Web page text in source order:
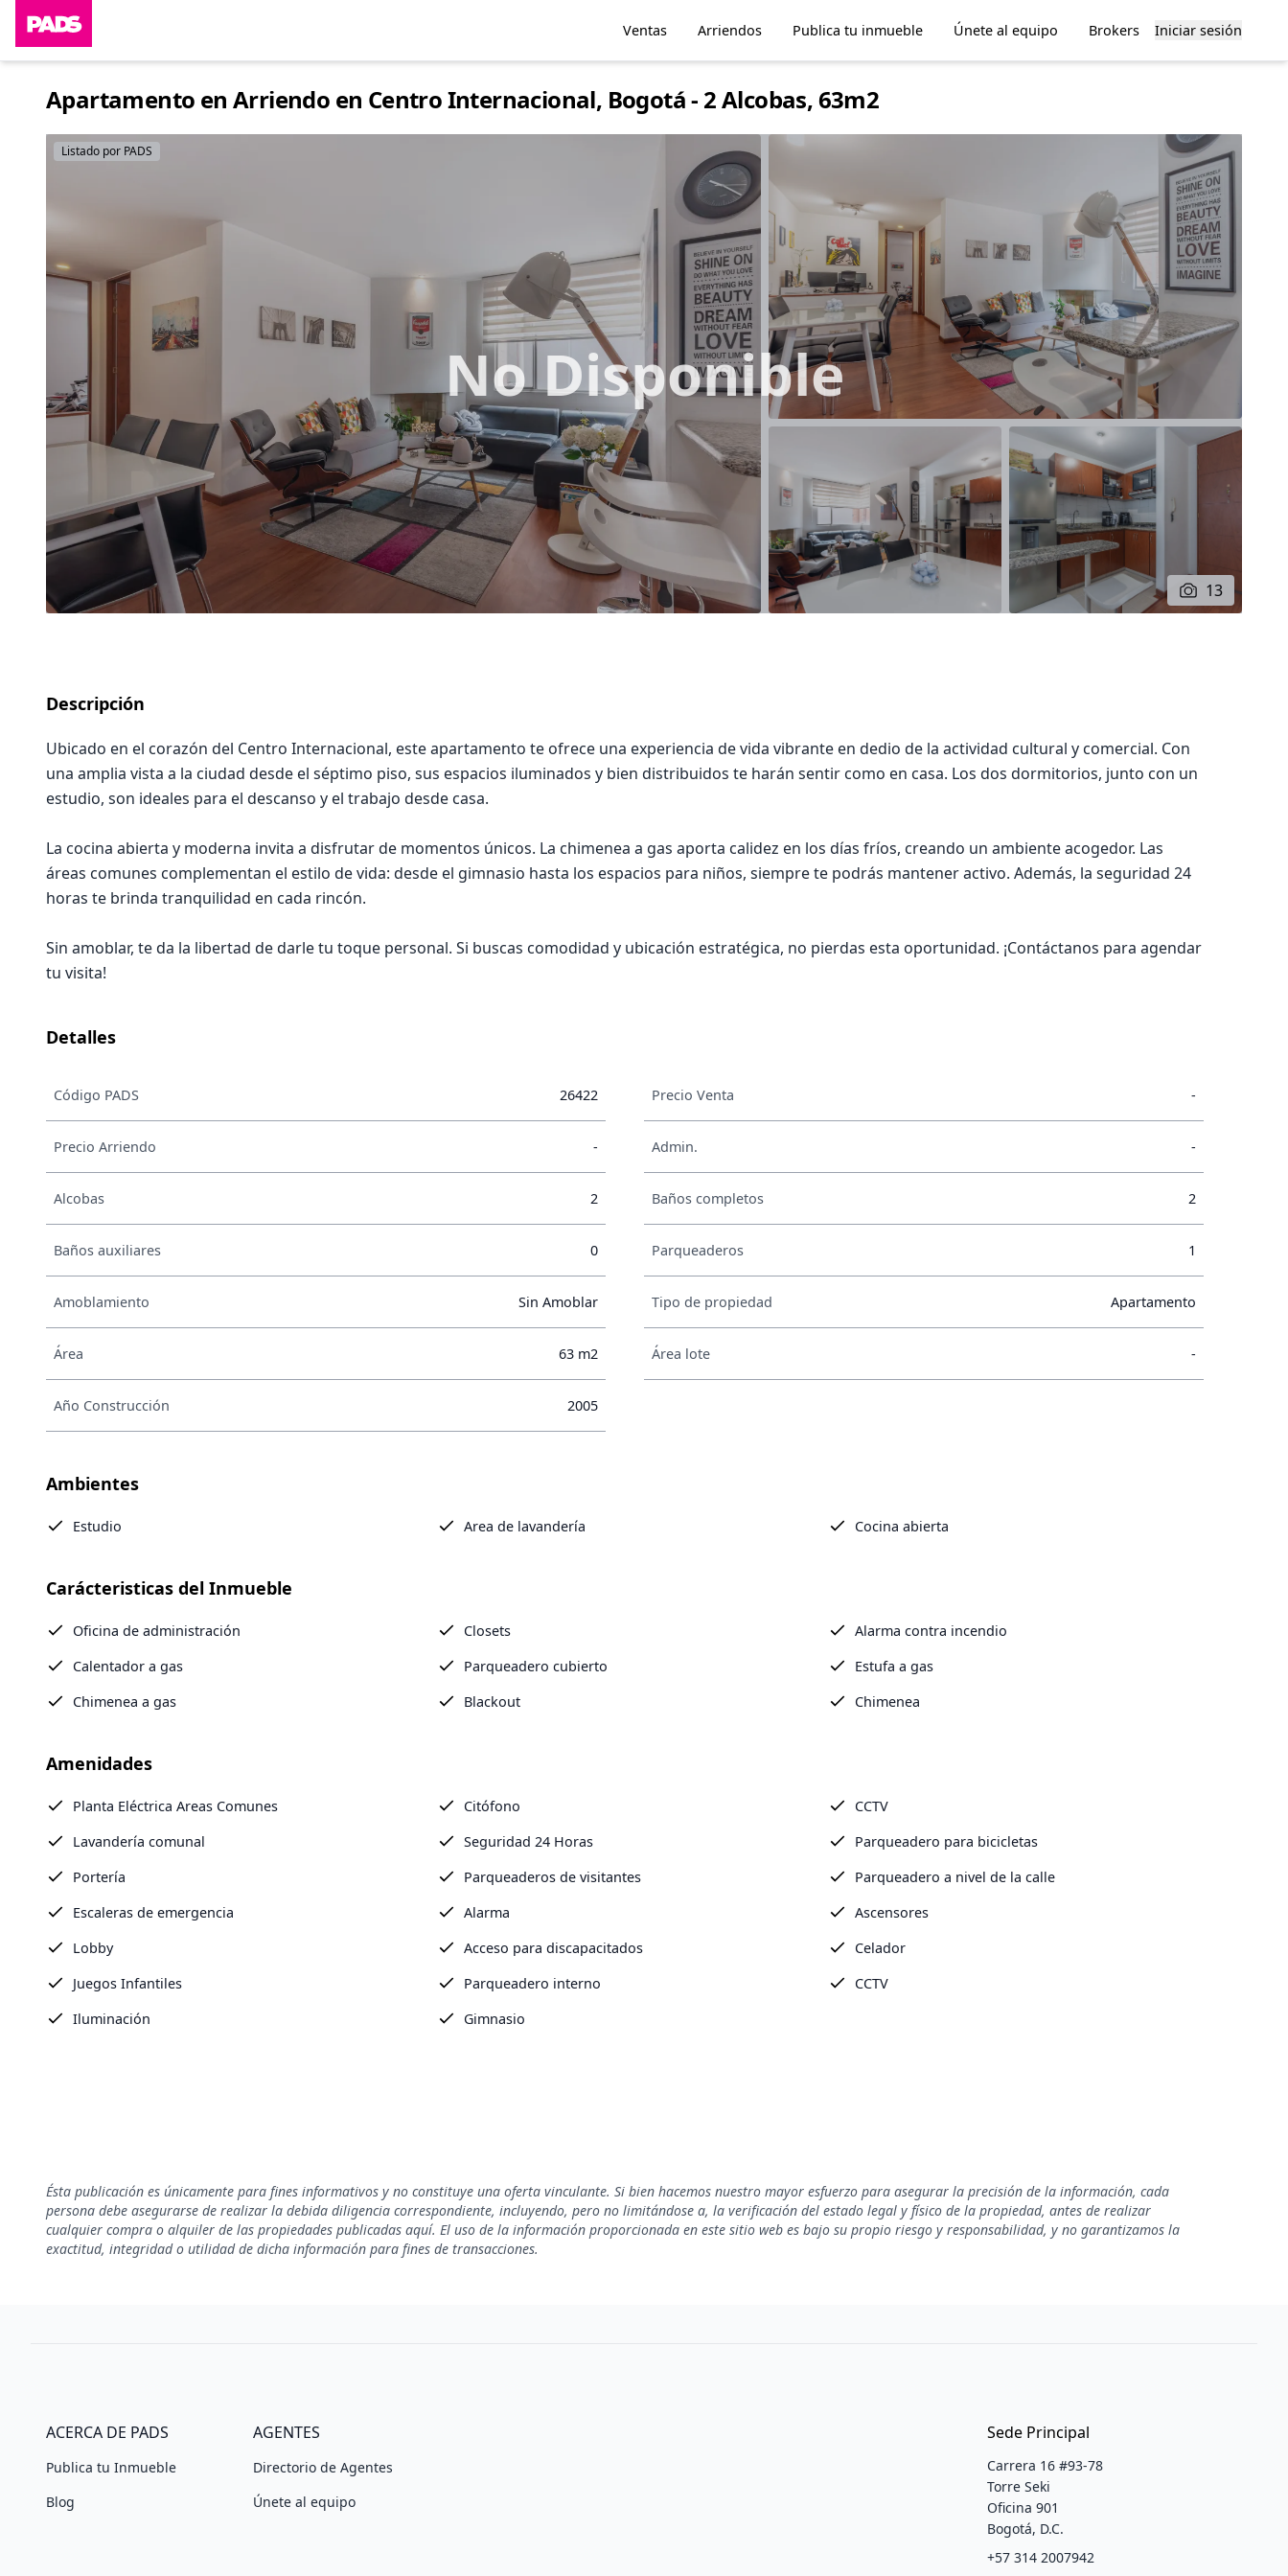
Ventas Arriendos Publica tu inmueble Únete al equipo Brokers Iniciar sesión
Apartamento en Arriendo en Centro Internacional, Bogotá - 2 Alcobas, 63m2
No Disponible
Listado por PADS
13
Descripción
Ubicado en el corazón del Centro Internacional, este apartamento te ofrece una experiencia de vida vibrante en dedio de la actividad cultural y comercial. Con
una amplia vista a la ciudad desde el séptimo piso, sus espacios iluminados y bien distribuidos te harán sentir como en casa. Los dos dormitorios, junto con un
estudio, son ideales para el descanso y el trabajo desde casa.
La cocina abierta y moderna invita a disfrutar de momentos únicos. La chimenea a gas aporta calidez en los días fríos, creando un ambiente acogedor. Las
áreas comunes complementan el estilo de vida: desde el gimnasio hasta los espacios para niños, siempre te podrás mantener activo. Además, la seguridad 24
horas te brinda tranquilidad en cada rincón.
Sin amoblar, te da la libertad de darle tu toque personal. Si buscas comodidad y ubicación estratégica, no pierdas esta oportunidad. ¡Contáctanos para agendar
tu visita!
Detalles
Código PADS 26422 Precio Venta -
Precio Arriendo - Admin. -
Alcobas 2 Baños completos 2
Baños auxiliares 0 Parqueaderos 1
Amoblamiento Sin Amoblar Tipo de propiedad Apartamento
Área 63 m2 Área lote -
Año Construcción 2005
Ambientes
Estudio Area de lavandería Cocina abierta
Carácteristicas del Inmueble
Oficina de administración Closets
Alarma contra incendio
Calentador a gas
Parqueadero cubierto
Estufa a gas
Chimenea a gas
Blackout Chimenea
Amenidades
Planta Eléctrica Areas Comunes Citófono
CCTV
Lavandería comunal
Seguridad 24 Horas
Parqueadero para bicicletas
Portería
Parqueaderos de visitantes
Parqueadero a nivel de la calle
Escaleras de emergencia
Alarma
Ascensores
Lobby
Acceso para discapacitados
Celador
Juegos Infantiles
Parqueadero interno
CCTV
Iluminación
Gimnasio
Ésta publicación es únicamente para fines informativos y no constituye una oferta vinculante. Si bien hacemos nuestro mayor esfuerzo para asegurar la precisión de la información, cada
persona debe asegurarse de realizar la debida diligencia correspondiente, incluyendo, pero no limitándose a, la verificación del estado legal y físico de la propiedad, antes de realizar
cualquier compra o alquiler de las propiedades publicadas aquí. El uso de la información proporcionada en este sitio web es bajo su propio riesgo y responsabilidad, y no garantizamos la
exactitud, integridad o utilidad de dicha información para fines de transacciones.
ACERCA DE PADS
Publica tu Inmueble
Blog
AGENTES
Directorio de Agentes
Únete al equipo
Sede Principal
Carrera 16 #93-78
Torre Seki
Oficina 901
Bogotá, D.C.
+57 314 2007942